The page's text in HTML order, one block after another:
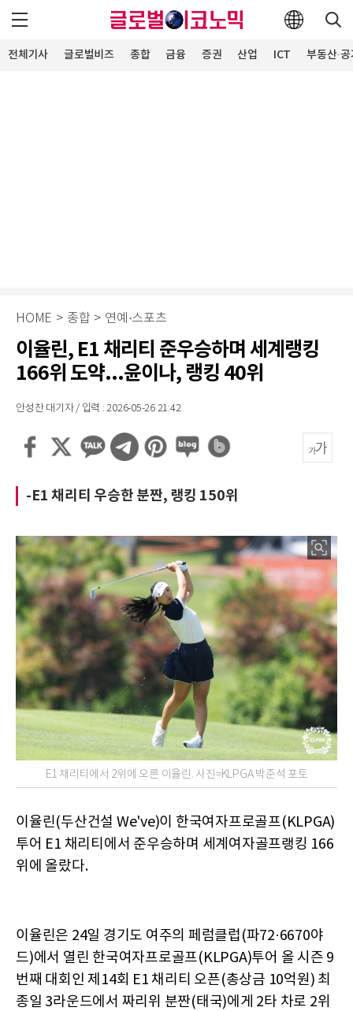
전체기사 글로벌비즈 종합 금융 증권 산업 ICT 부동산·
HOME > 종합 > 연예·스포츠
이율린, E1 채리티 준우승하며 세계랭킹
166위 도약...윤이나, 랭킹 40위
안성찬 대기자 / 입력 : 2026-05-26 21:42
-E1 채리티 우승한 분짠, 랭킹 150위
E1 채리티에서 2위에 오른 이율린. 사진=KLPGA 박준석 포토
이율린(두산건설 We've)이 한국여자프로골프(KLPGA)
투어 E1 채리티에서 준우승하며 세계여자골프랭킹 166
위에 올랐다.
이율린은 24일 경기도 여주의 페럼클럽(파72·6670야
드)에서 열린 한국여자프로골프(KLPGA)투어 올 시즌 9
번째 대회인 제14회 E1 채리티 오픈(총상금 10억원) 최
종일 3라운드에서 짜리위 분짠(태국)에게 2타 차로 2위